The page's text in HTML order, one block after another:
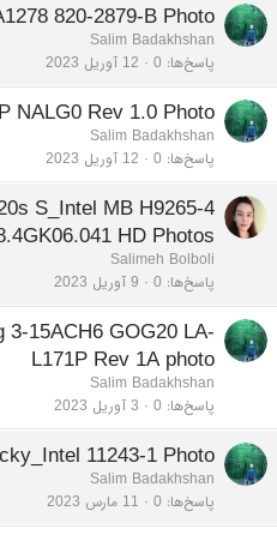
820-2879-B Photo
Salim Badakhshan
پاسخ‌ها 0 12 آوریل 2023
NALG0 Rev 1.0 Photo
Salim Badakhshan
پاسخ‌ها 0 12 آوریل 2023
S_Intel MB H9265-4
HD Photos
Salimeh Bolboli
پاسخ‌ها 0 9 آوریل 2023
3-15ACH6 GOG20 LA-
L171P Rev 1A photo
Salim Badakhshan
پاسخ‌ها 0 3 آوریل 2023
11243-1 Photo
Salim Badakhshan
پاسخ‌ها 0 11 مارس 2023